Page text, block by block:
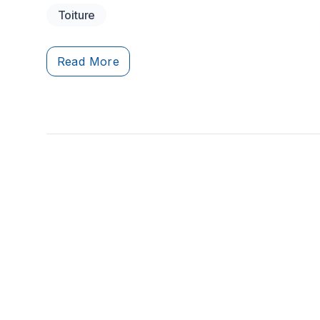
apparaître au fil des ans, causant des infiltrations,
article recense les problèmes de toiture les plus
courants et explique comment les détecter et les
Toiture
Read More